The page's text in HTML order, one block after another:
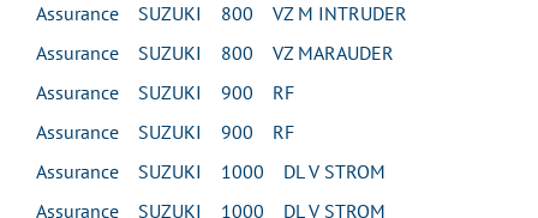
Assurance SUZUKI 800 VZ M INTRUDER
Assurance SUZUKI 800 VZ MARAUDER
Assurance SUZUKI 900 RF
Assurance SUZUKI 900 RF
Assurance SUZUKI 1000 DL V STROM
Assurance SUZUKI 1000 DL V STROM